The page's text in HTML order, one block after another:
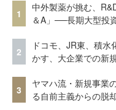
1
中外製薬が挑む、
＆A」──長期大型投
2
ドコモ、JR東、積
かす、大企業での新
3
ヤマハ流・新規事業
る自前主義からの脱